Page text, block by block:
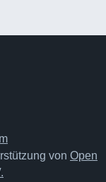
von Open